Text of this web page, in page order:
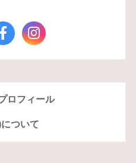
ロフィール
ついて